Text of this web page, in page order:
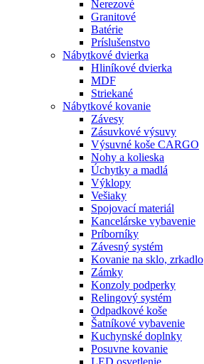
Nerezové
Granitové
Batérie
Príslušenstvo
Nábytkové dvierka
Hliníkové dvierka
MDF
Striekané
Nábytkové kovanie
Závesy
Zásuvkové výsuvy
Výsuvné koše CARGO
Nohy a kolieska
Úchytky a madlá
Výklopy
Vešiaky
Spojovací materiál
Kancelárske vybavenie
Príborníky
Závesný systém
Kovanie na sklo, zrkadlo
Zámky
Konzoly podperky
Relingový systém
Odpadkové koše
Šatníkové vybavenie
Kuchynské doplnky
Posuvne kovanie
LED osvetlenie